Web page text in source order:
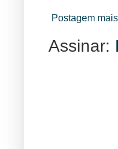
Postagem
Assinar: